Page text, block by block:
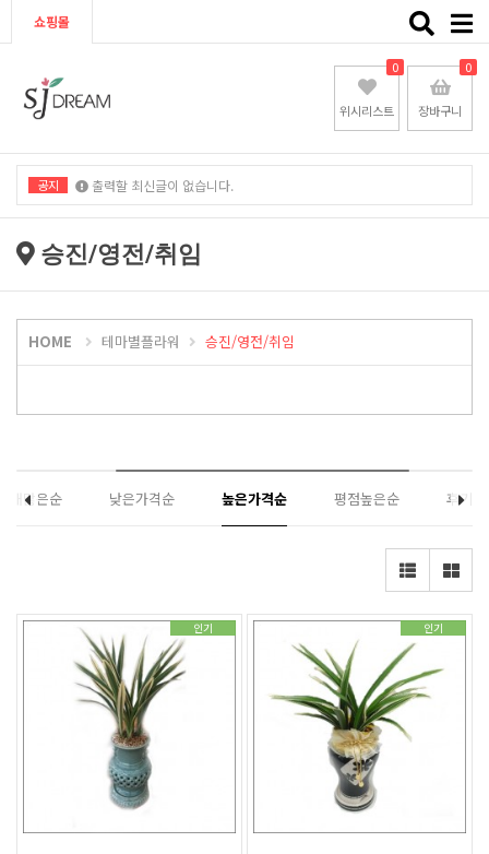
쇼핑몰
Toggle
위시리스트
0
장바구니
0
공지 출력할 최신글이 없습니다.
출력할 최신글이 없습니다.
승진/영전/취임
HOME 테마별플라워 승진/영전/취임
매많은순 낮은가격순 높은가격순 평점높은순 후기
인기 인기